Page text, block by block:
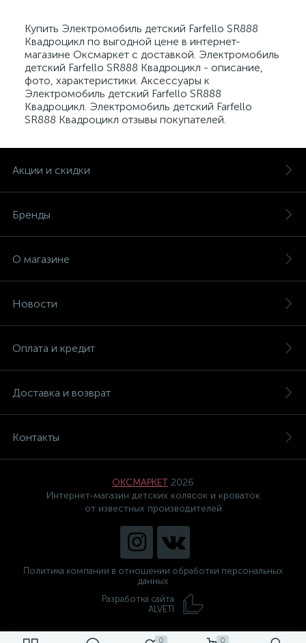
0 0
Купить Электромобиль детский Farfello SR888
Квадроцикл по выгодной цене в интернет-
магазине Оксмаркет с доставкой. Электромобиль
детский Farfello SR888 Квадроцикл - описание,
фото, характеристики. Аксессуары к
Электромобиль детский Farfello SR888
Квадроцикл. Электромобиль детский Farfello
SR888 Квадроцикл отзывы покупателей.
Акции и скидки
Бренды
О магазине
Новости
Оплата и кредит
Доставка и возврат
Контакты
ОКСМАРКЕТ 2026
Интернет-магазин детских колясок и кроваток
от известных производителей
Политика компании в отношении обработки персональных
данных
Разработка сайта
ALVETI